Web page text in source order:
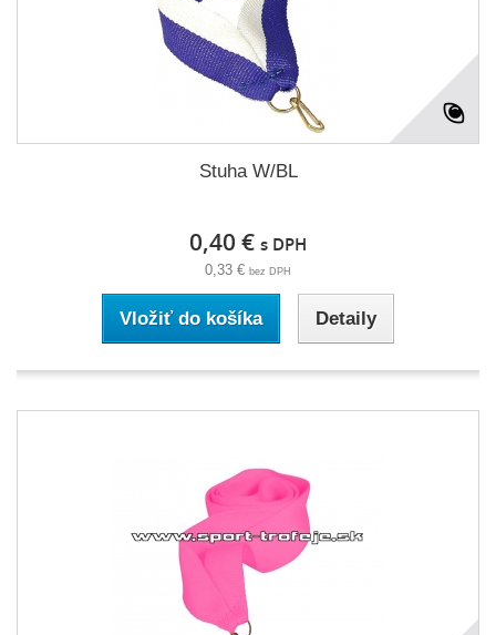
Stuha W/BL
0,40 € s DPH
0,33 € bez DPH
Vložiť do košíka Detaily